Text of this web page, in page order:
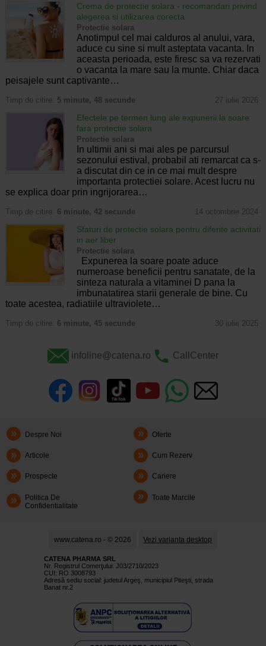
Crema de protectie solara - recomandari privind
alegerea si utilizarea corecta
Protectie solara
Anotimpul cel mai calduros al anului, vara,
aduce cu sine si mult asteptata vacanta. In
aceasta perioada, este firesc sa va rezervati
o vacanta la mare sau la munte. Chiar daca
peisajele sunt captivante…
Timp de citire: 5 minute, 48 secunde 27 iulie 2026
Efectele pe termen lung ale expunerii la soare
fara protectie solara
Protectie solara
In ultimii ani si mai ales pe parcursul
sezonului estival, probabil ati remarcat ca s-
a discutat din ce in ce mai mult despre
importanta protectiei solare. Acest lucru nu
se explica doar prin ingrijorarea…
Timp de citire: 6 minute, 42 secunde 14 octombrie 2024
Sfaturi de protectie solara pentru diferite activitati
in aer liber
Protectie solara
Expunerea la soare poate aduce
numeroase beneficii pentru sanatate, de la
sinteza naturala a vitaminei D pana la
imbunatatirea starii generale de bine. Cu
toate acestea, radiatiile ultraviolete…
Timp de citire: 6 minute, 45 secunde 30 iulie 2025
infoline@catena.ro CallCenter
Despre Noi Oferte
Articole Cum Rezerv
Prospecte Cariere
Politica De
Confidentialitate
Toate Marcile
www.catena.ro - © 2026 Vezi varianta desktop
CATENA PHARMA SRL
Nr. Registrul Comerţului: J03/2710/2023
CUI: RO 3008793
Adresă sediu social: judetul Argeş, municipiul Piteşti, strada
Banat nr.2